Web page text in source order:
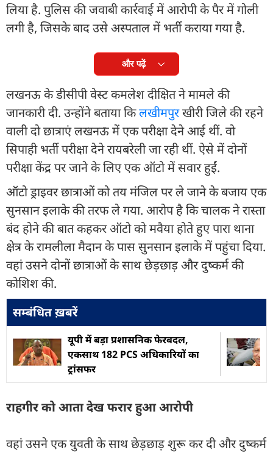
लिया है. पुलिस की जवाबी कार्रवाई में आरोपी के पैर में गोली
लगी है, जिसके बाद उसे अस्पताल में भर्ती कराया गया है.
और पढ़ें
लखनऊ के डीसीपी वेस्ट कमलेश दीक्षित ने मामले की
जानकारी दी. उन्होंने बताया किलखीमपुरखीरी जिले की रहने
वाली दो छात्राएं लखनऊ में एक परीक्षा देने आई थीं. वो
सिपाही भर्ती परीक्षा देने रायबरेली जा रही थीं. ऐसे में दोनों
परीक्षा केंद्र पर जाने के लिए एक ऑटो में सवार हुईं.
ऑटो ड्राइवर छात्राओं को तय मंजिल पर ले जाने के बजाय एक
सुनसान इलाके की तरफ ले गया. आरोप है कि चालक ने रास्ता
बंद होने की बात कहकर ऑटो को मवैया होते हुए पारा थाना
क्षेत्र के रामलीला मैदान के पास सुनसान इलाके में पहुंचा दिया.
वहां उसने दोनों छात्राओं के साथ छेड़छाड़ और दुष्कर्म की
कोशिश की.
सम्बंधित ख़बरें
यूपी में बड़ा प्रशासनिक फेरबदल,
एकसाथ 182 PCS अधिकारियों का
ट्रांसफर
राहगीर को आता देख फरार हुआ आरोपी
वहां उसने एक युवती के साथ छेड़छाड़ शुरू कर दी और दुष्कर्म